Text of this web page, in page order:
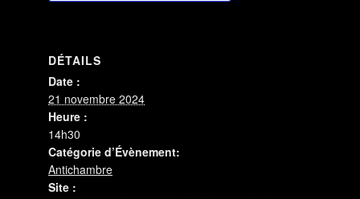
DÉTAILS
Date :
21 novembre 2024
Heure :
14h30
Catégorie d’Évènement:
Antichambre
Site :